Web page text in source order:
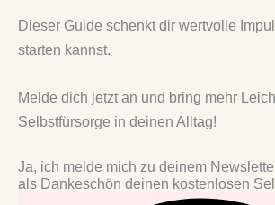
Dieser Guide schenkt dir wertvolle
starten kannst.
Melde dich jetzt an und bring mehr
Selbstfürsorge in deinen Alltag!
Ja, ich melde mich zu deinem
als Dankeschön deinen kostenlosen